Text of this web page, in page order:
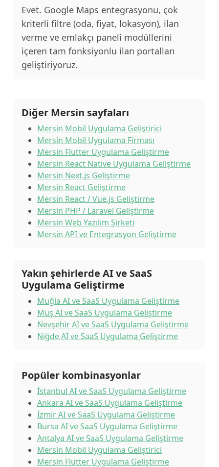
Evet. Google Maps entegrasyonu, çok
kriterli filtre (oda, fiyat, lokasyon), ilan
verme ve emlakçı paneli modüllerini
içeren tam fonksiyonlu ilan portalları
geliştiriyoruz.
Diğer Mersin sayfaları
Mersin Mobil Uygulama Geliştirici
Mersin Mobil Uygulama Firması
Mersin Flutter Uygulama Geliştirme
Mersin React Native Uygulama Geliştirme
Mersin Next.js Geliştirme
Mersin React Geliştirme
Mersin React / Vue.js Geliştirme
Mersin PHP / Laravel Geliştirme
Mersin Web Yazılım Şirketi
Mersin API ve Entegrasyon Geliştirme
Yakın şehirlerde AI ve SaaS
Uygulama Geliştirme
Muğla AI ve SaaS Uygulama Geliştirme
Muş AI ve SaaS Uygulama Geliştirme
Nevşehir AI ve SaaS Uygulama Geliştirme
Niğde AI ve SaaS Uygulama Geliştirme
Popüler kombinasyonlar
İstanbul AI ve SaaS Uygulama Geliştirme
Ankara AI ve SaaS Uygulama Geliştirme
İzmir AI ve SaaS Uygulama Geliştirme
Bursa AI ve SaaS Uygulama Geliştirme
Antalya AI ve SaaS Uygulama Geliştirme
Mersin Mobil Uygulama Geliştirici
Mersin Flutter Uygulama Geliştirme